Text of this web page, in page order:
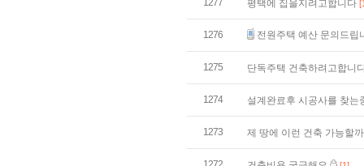
1277 평택에 집을지려고합니다
1276 전원주택 예산 문의드립
1275 단독주택 건축하려고합니
1274 설계완료후 시공사를 찾는
1273 제 땅에 이런 건축 가능할